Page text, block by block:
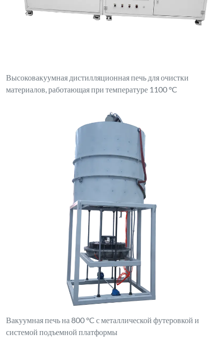
Высоковакуумная дистилляционная печь для очистки
материалов, работающая при температуре 1100 °C
Вакуумная печь на 800 °C с металлической футеровкой и
системой подъемной платформы